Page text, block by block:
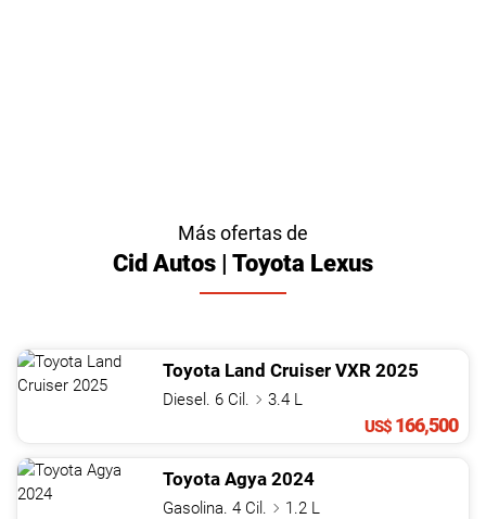
Más ofertas de
Cid Autos | Toyota Lexus
Toyota Land Cruiser VXR 2025
Diesel. 6 Cil.
3.4 L
US$ 166,500
Toyota Agya 2024
Gasolina. 4 Cil.
1.2 L